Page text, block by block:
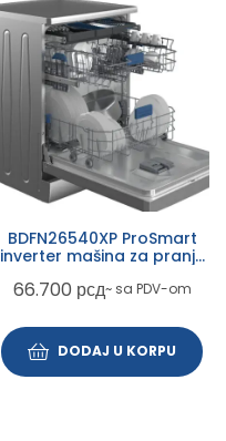
BDFN26540XP ProSmart
inverter mašina za pranje
66.700 рсд~ sa PDV-om
DODAJ U KORPU